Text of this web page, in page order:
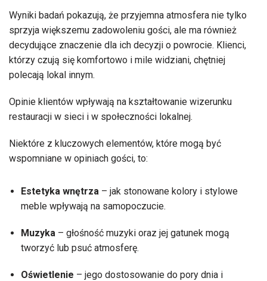
Wyniki badań pokazują, że przyjemna atmosfera nie tylko
sprzyja większemu zadowoleniu gości, ale ma również
decydujące znaczenie dla ich decyzji o powrocie. Klienci,
którzy czują się komfortowo i mile widziani, chętniej
polecają lokal innym.
Opinie klientów wpływają na kształtowanie wizerunku
restauracji w sieci i w społeczności lokalnej.
Niektóre z kluczowych elementów, które mogą być
wspomniane w opiniach gości, to:
Estetyka wnętrza – jak stonowane kolory i stylowe
meble wpływają na samopoczucie.
Muzyka – głośność muzyki oraz jej gatunek mogą
tworzyć lub psuć atmosferę.
Oświetlenie – jego dostosowanie do pory dnia i